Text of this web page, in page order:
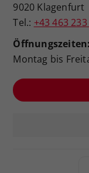
9020 Klagenfurt
Tel.: +43 463 233
Öffnungszeiten:
Montag bis